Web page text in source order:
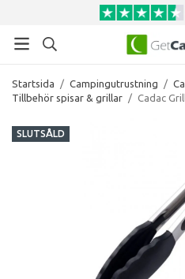
Startsida / Campingutrustning /
Tillbehör spisar & grillar / Cadac
SLUTSÅLD